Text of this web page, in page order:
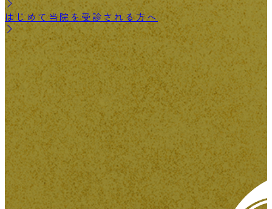
はじめて当院を受診される方へ